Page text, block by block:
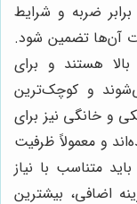
ضربه و شرایط
آن‌ها تضمین شود.
هستند و برای
و کوچک‌ترین
و خانگی نیز برای
و معمولاً ظرفیت
متناسب با نیاز
اضافی، بیشترین